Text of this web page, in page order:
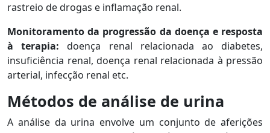
rastreio de drogas e inflamação renal.
Monitoramento da progressão da doença e resposta
à terapia: doença renal relacionada ao diabetes,
insuficiência renal, doença renal relacionada à pressão
arterial, infecção renal etc.
Métodos de análise de urina
A análise da urina envolve um conjunto de aferições